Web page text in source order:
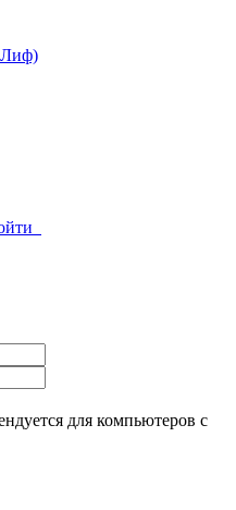
Лиф)
для компьютеров с